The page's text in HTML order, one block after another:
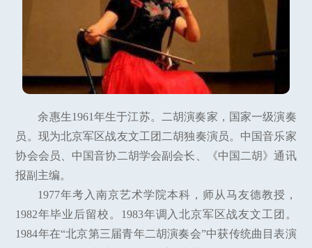
余惠生1961年生于江苏。二胡演奏家，国家一级演奏
员。现为北京军区战友文工团二胡独奏演员。中国音乐家
协会会员、中国音协二胡学会副会长、《中国二胡》通讯
报副主编。
1977年考入南京艺术学院本科，师从马友德教授，
1982年毕业后留校。1983年调入北京军区战友文工团。
1984年在“北京第三届青年二胡演奏会”中获传统曲目表演